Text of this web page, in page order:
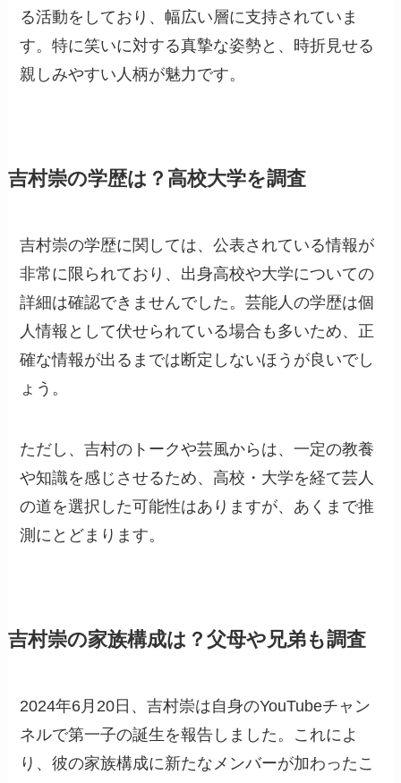
る活動をしており、幅広い層に支持されていま
す。特に笑いに対する真摯な姿勢と、時折見せる
親しみやすい人柄が魅力です。
吉村崇の学歴は？高校大学を調査
吉村崇の学歴に関しては、公表されている情報が
非常に限られており、出身高校や大学についての
詳細は確認できませんでした。芸能人の学歴は個
人情報として伏せられている場合も多いため、正
確な情報が出るまでは断定しないほうが良いでし
ょう。
ただし、吉村のトークや芸風からは、一定の教養
や知識を感じさせるため、高校・大学を経て芸人
の道を選択した可能性はありますが、あくまで推
測にとどまります。
吉村崇の家族構成は？父母や兄弟も調査
2024年6月20日、吉村崇は自身のYouTubeチャン
ネルで第一子の誕生を報告しました。これによ
り、彼の家族構成に新たなメンバーが加わったこ